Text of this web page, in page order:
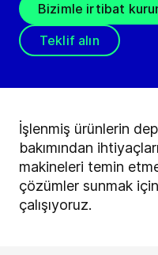
Bizimle irtibat
Teklif alın
İşlenmiş ürünlerin
bakımından
makineleri temin
çözümler sunmak
çalışıyoruz.